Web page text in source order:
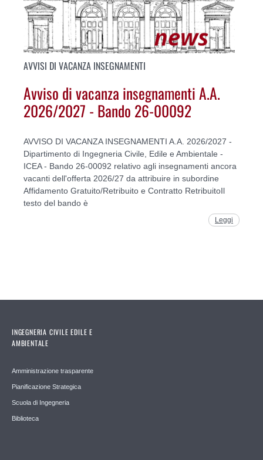
AVVISI DI VACANZA INSEGNAMENTI
Avviso di vacanza insegnamenti A.A.
2026/2027 - Bando 26-00092
AVVISO DI VACANZA INSEGNAMENTI A.A. 2026/2027 -
Dipartimento di Ingegneria Civile, Edile e Ambientale -
ICEA - Bando 26-00092 relativo agli insegnamenti ancora
vacanti dell'offerta 2026/27 da attribuire in subordine
Affidamento Gratuito/Retribuito e Contratto RetribuitoIl
testo del bando è
Leggi
INGEGNERIA CIVILE EDILE E
AMBIENTALE
Amministrazione trasparente
Pianificazione Strategica
Scuola di Ingegneria
Biblioteca